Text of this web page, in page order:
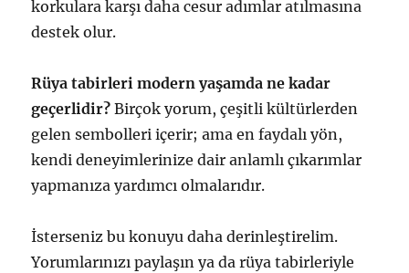
korkulara karşı daha cesur adımlar atılmasına
destek olur.
Rüya tabirleri modern yaşamda ne kadar
geçerlidir? Birçok yorum, çeşitli kültürlerden
gelen sembolleri içerir; ama en faydalı yön,
kendi deneyimlerinize dair anlamlı çıkarımlar
yapmanıza yardımcı olmalarıdır.
İsterseniz bu konuyu daha derinleştirelim.
Yorumlarınızı paylaşın ya da rüya tabirleriyle